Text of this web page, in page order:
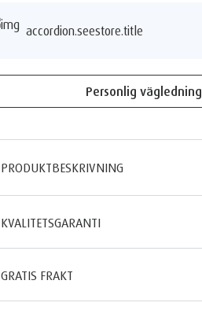
accordion.seestore.title
Personlig vägledning
PRODUKTBESKRIVNING
KVALITETSGARANTI
GRATIS FRAKT